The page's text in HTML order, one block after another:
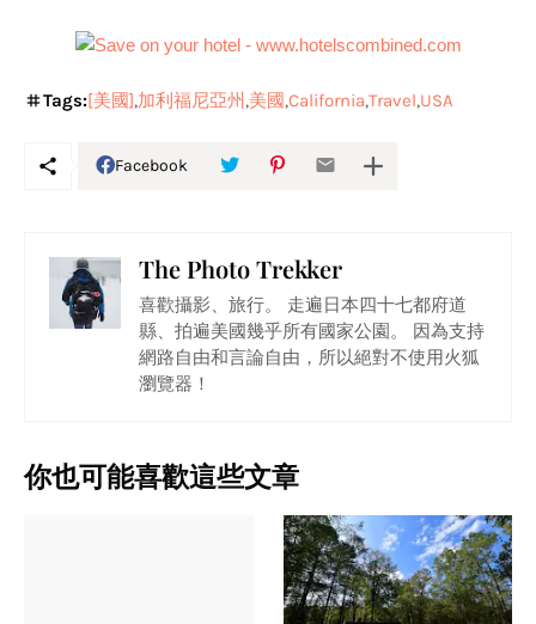
Tags:[美國] 加利福尼亞州 美國 California Travel USA
Facebook
The Photo Trekker
喜歡攝影、旅行。 走遍日本四十七都府道
縣、拍遍美國幾乎所有國家公園。 因為支持
網路自由和言論自由，所以絕對不使用火狐
瀏覽器！
你也可能喜歡這些文章